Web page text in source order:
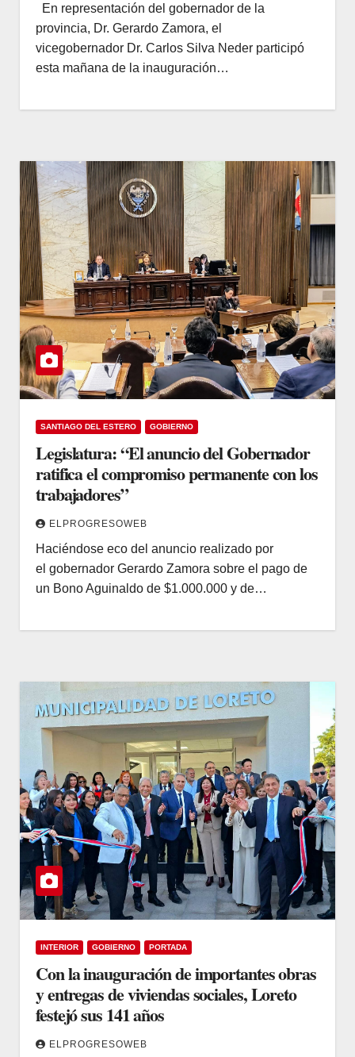
En representación del gobernador de la
provincia, Dr. Gerardo Zamora, el
vicegobernador Dr. Carlos Silva Neder participó
esta mañana de la inauguración…
SANTIAGO DEL ESTERO GOBIERNO
Legislatura: “El anuncio del Gobernador
ratifica el compromiso permanente con los
trabajadores”
ELPROGRESOWEB
Haciéndose eco del anuncio realizado por
el gobernador Gerardo Zamora sobre el pago de
un Bono Aguinaldo de $1.000.000 y de…
INTERIOR GOBIERNO PORTADA
Con la inauguración de importantes obras
y entregas de viviendas sociales, Loreto
festejó sus 141 años
ELPROGRESOWEB